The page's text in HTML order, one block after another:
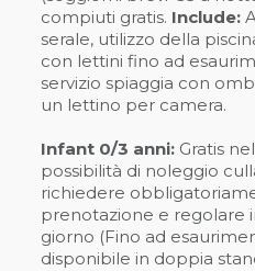
compiuti gratis. Include:
serale, utilizzo della
con lettini fino ad
servizio spiaggia con
un lettino per camera.
Infant 0/3 anni: Gratis
possibilità di noleggio
richiedere
prenotazione e regolare
giorno (Fino ad
disponibile in doppia